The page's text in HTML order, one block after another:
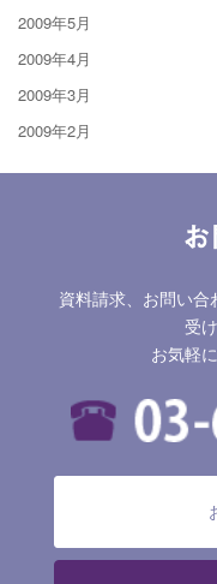
2009年5月
2009年4月
2009年3月
2009年2月
資料請求、お問い
受
お気軽